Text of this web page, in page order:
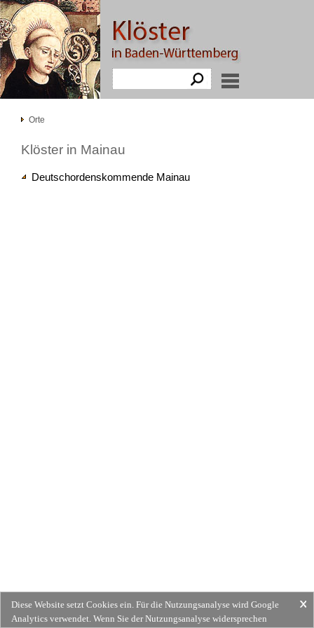
Orte
Klöster in Mainau
Deutschordenskommende Mainau
Diese Website setzt Cookies ein. Für die Nutzungsanalyse wird Google
Analytics verwendet. Wenn Sie der Nutzungsanalyse widersprechen